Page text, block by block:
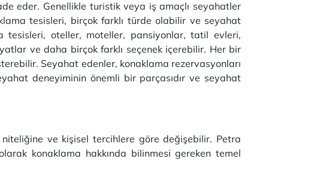
eder. Genellikle turistik veya iş amaçlı seyahatler
tesisleri, birçok farklı türde olabilir ve seyahat
tesisleri, oteller, moteller, pansiyonlar, tatil evleri,
ve daha birçok farklı seçenek içerebilir. Her bir
Seyahat edenler, konaklama rezervasyonları
deneyiminin önemli bir parçasıdır ve seyahat
ve kişisel tercihlere göre değişebilir. Petra
konaklama hakkında bilinmesi gereken temel